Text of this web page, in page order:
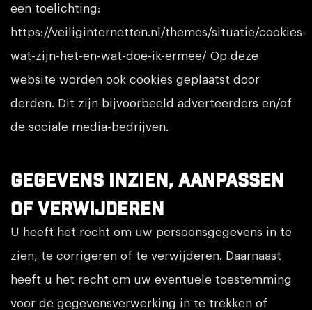
een toelichting:
https://veiliginternetten.nl/themes/situatie/cookies-
wat-zijn-het-en-wat-doe-ik-ermee/ Op deze
website worden ook cookies geplaatst door
derden. Dit zijn bijvoorbeeld adverteerders en/of
de sociale media-bedrijven.
Gegevens inzien, aanpassen
of verwijderen
U heeft het recht om uw persoonsgegevens in te
zien, te corrigeren of te verwijderen. Daarnaast
heeft u het recht om uw eventuele toestemming
voor de gegevensverwerking in te trekken of